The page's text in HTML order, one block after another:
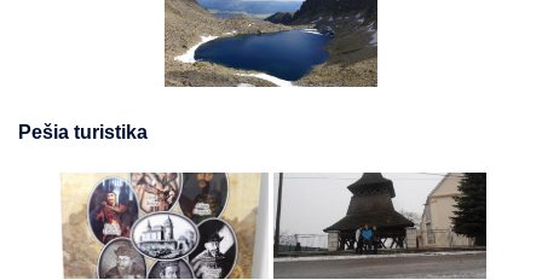
Pešia turistika